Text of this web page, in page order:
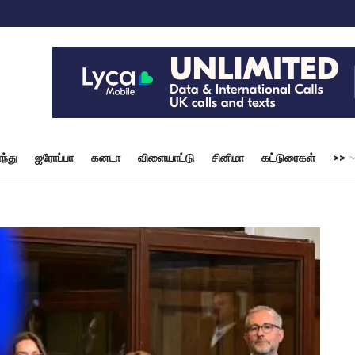
ஐரோப்பா கனடா விளையாட்டு சினிமா கட்டுரைகள் >>